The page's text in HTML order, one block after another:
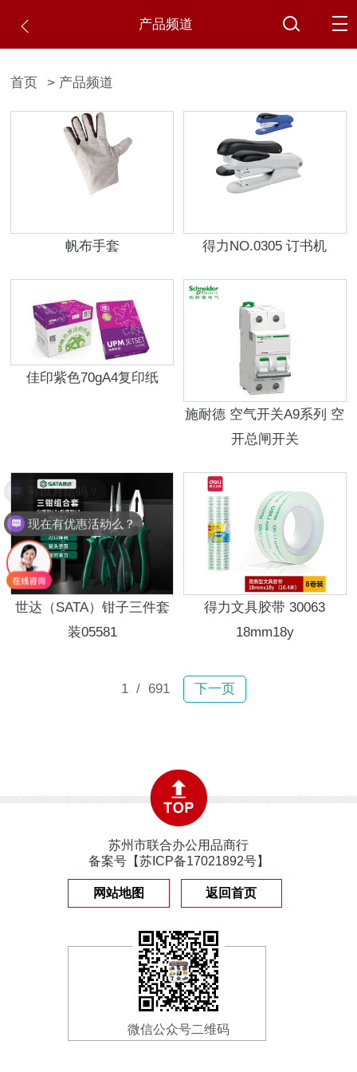
产品频道
首页 > 产品频道
帆布手套 得力NO.0305 订书机
佳印紫色70gA4复印纸
施耐德 空气开关A9系列 空
开总闸开关
世达（SATA）钳子三件套
装05581
得力文具胶带 30063
18mm18y
1/ 691 下一页
苏州市联合办公用品商行
备案号【苏ICP备17021892号】
网站地图 返回首页
微信公众号二维码
可以月结吗？
现在有优惠活动么？